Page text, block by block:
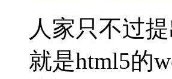
人家只不过
就是html5的